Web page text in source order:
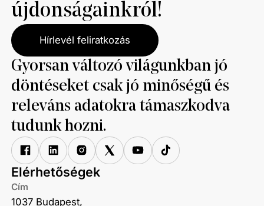
újdonságainkról!
Hírlevél feliratkozás
Gyorsan változó világunkban jó
döntéseket csak jó minőségű és
releváns adatokra támaszkodva
tudunk hozni.
Elérhetőségek
Cím
1037 Budapest,